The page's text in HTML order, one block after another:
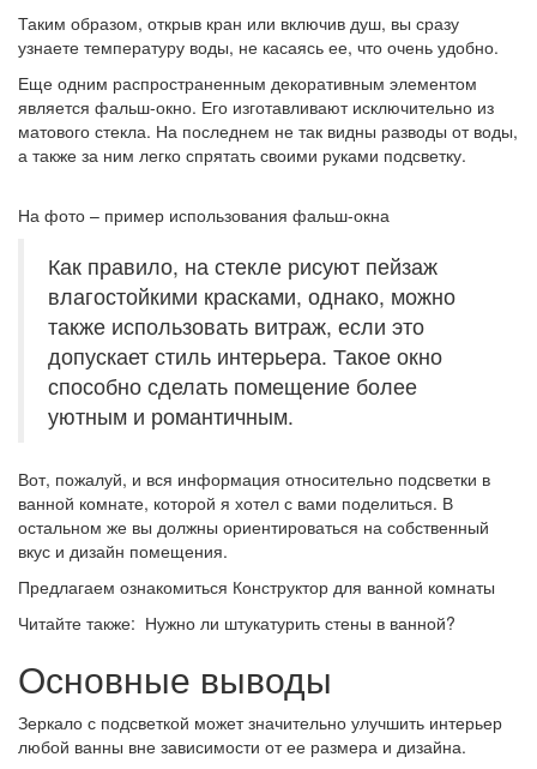
Таким образом, открыв кран или включив душ, вы сразу
узнаете температуру воды, не касаясь ее, что очень удобно.
Еще одним распространенным декоративным элементом
является фальш-окно. Его изготавливают исключительно из
матового стекла. На последнем не так видны разводы от воды,
а также за ним легко спрятать своими руками подсветку.
На фото – пример использования фальш-окна
Как правило, на стекле рисуют пейзаж
влагостойкими красками, однако, можно
также использовать витраж, если это
допускает стиль интерьера. Такое окно
способно сделать помещение более
уютным и романтичным.
Вот, пожалуй, и вся информация относительно подсветки в
ванной комнате, которой я хотел с вами поделиться. В
остальном же вы должны ориентироваться на собственный
вкус и дизайн помещения.
Предлагаем ознакомиться Конструктор для ванной комнаты
Читайте также: Нужно ли штукатурить стены в ванной?
Основные выводы
Зеркало с подсветкой может значительно улучшить интерьер
любой ванны вне зависимости от ее размера и дизайна.